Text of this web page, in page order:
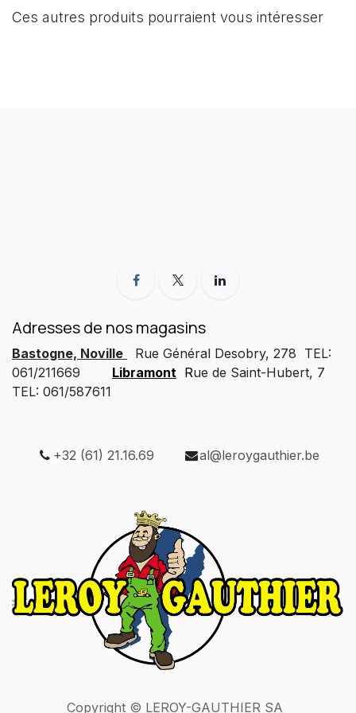
Ces autres produits pourraient vous intéresser
Adresses de nos magasins
Bastogne, Noville
Rue Général Desobry, 278 TEL:
061/211669
Libramont Rue de Saint-Hubert, 7
TEL: 061/587611
+32 (61) 21.16.69 al@leroygauthier.be
Copyright © LEROY-GAUTHIER SA